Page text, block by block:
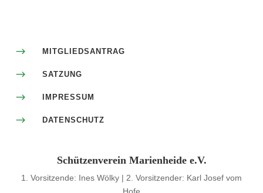
$ MITGLIEDSANTRAG
$ SATZUNG
$ IMPRESSUM
$ DATENSCHUTZ
Schützenverein Marienheide e.V.
1. Vorsitzende: Ines Wölky | 2. Vorsitzender: Karl Josef vom
Hofe